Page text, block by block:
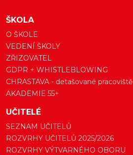
ŠKOLA
O ŠKOLE
VEDENÍ ŠKOLY
ZŘIZOVATEL
GDPR + WHISTLEBLOWING
CHRASTAVA - detašované pracoviště
AKADEMIE 55+
UČITELÉ
SEZNAM UČITELŮ
ROZVRHY UČITELŮ 2025/2026
ROZVRHY VÝTVARNÉHO OBORU